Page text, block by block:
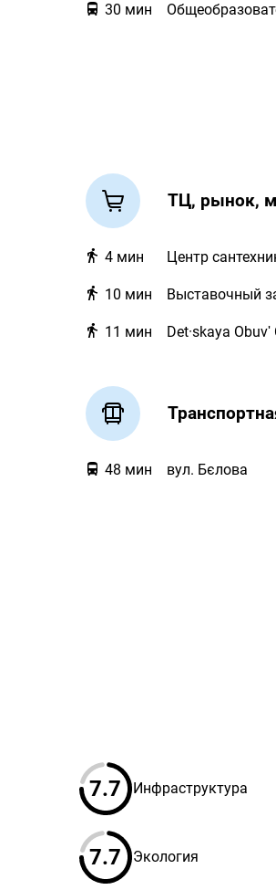
30 мин
ТЦ, рынок,
4мин Центр
10 мин Выставочный
11 мин Det·skaya
48 мин вул. Бєлова
7.7 Инфраструктура
7.7 Экология